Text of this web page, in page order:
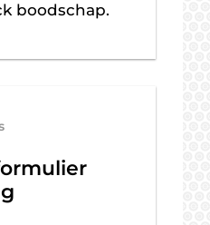
boodschap.